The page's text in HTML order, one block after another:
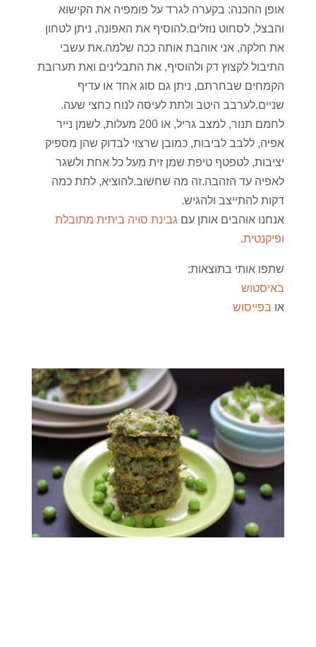
אופן ההכנה: בקערה לגרד על פומפיה את הקישוא
והבצל, לסחוט נוזלים.להוסיף את האפונה, ניתן לטחון
את חלקה, אני אוהבת אותה ככה שלמה.את עשבי
התיבול לקצוץ דק ולהוסיף, את התבלינים ואת תערובת
הקמחים שבחרתם, ניתן גם סוג אחד או עדיף
שניים.לערבב היטב ולתת לעיסה לנוח כחצי שעה.
לחמם תנור, למצב גריל, או 200 מעלות, לשמן נייר
אפיה, ללבב לביבות, כמובן שרצוי לבדוק שהן מספיק
יציבות, לטפטף טיפת שמן זית מעל כל אחת ולשגר
לאפיה עד הזהבה.זה מה שחשוב.להוציא, לתת כמה
דקות להתייצב ולהגיש.
אנחנו אוהבים אותן עם גבינת סויה ביתית מתובלת
ופיקנטית.
שתפו אותי בתוצאות:
באיסטוש
או בפייסוש